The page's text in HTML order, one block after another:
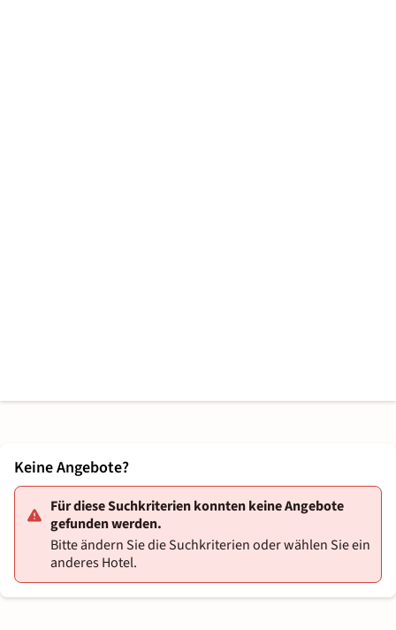
Keine Angebote?
Für diese Suchkriterien konnten keine Angebote
gefunden werden.
Bitte ändern Sie die Suchkriterien oder wählen Sie ein
anderes Hotel.